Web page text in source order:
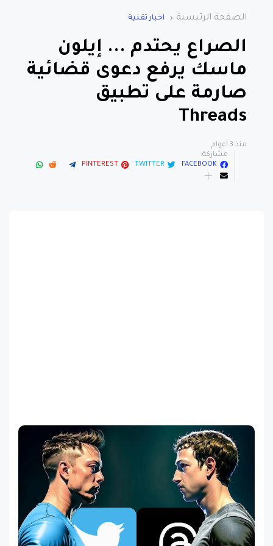
الصفحة الرئيسية اخبار تقنية
الصراع يحتدم ... إيلون
ماسك يرفع دعوى قضائية
صارمة على تطبيق
Threads
منذ 3 أعوام
مشاركة:
FACEBOOK
TWITTER
PINTEREST